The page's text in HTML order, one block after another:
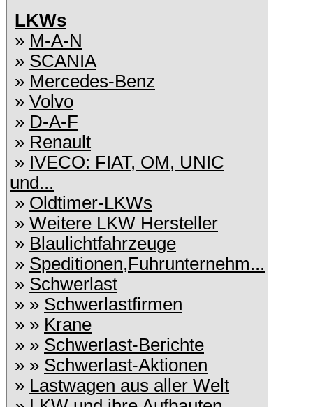
LKWs
» M-A-N
» SCANIA
» Mercedes-Benz
» Volvo
» D-A-F
» Renault
» IVECO: FIAT, OM, UNIC
und...
» Oldtimer-LKWs
» Weitere LKW Hersteller
» Blaulichtfahrzeuge
» Speditionen,Fuhrunternehm...
» Schwerlast
» » Schwerlastfirmen
» » Krane
» » Schwerlast-Berichte
» » Schwerlast-Aktionen
» Lastwagen aus aller Welt